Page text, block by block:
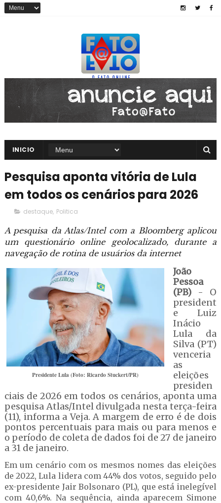
INICIO
Pesquisa aponta vitória de Lula
em todos os cenários para 2026
destaque, Politica
A pesquisa da Atlas/Intel com a Bloomberg aplicou
um questionário online geolocalizado, durante a
navegação de rotina de usuários da internet
Presidente Lula (Foto: Ricardo Stuckert/PR)
João
Pessoa
(PB)- O
president
e Luiz
Inácio
Lula da
Silva (PT)
venceria
as
eleições
presiden
ciais de 2026 em todos os cenários, aponta uma
pesquisa Atlas/Intel divulgada nesta terça-feira
(11), informa a Veja. A margem de erro é de dois
pontos percentuais para mais ou para menos e
o período de coleta de dados foi de 27 de janeiro
a 31 de janeiro.
Em um cenário com os mesmos nomes das eleições
de 2022, Lula lidera com 44% dos votos, seguido pelo
ex-presidente Jair Bolsonaro (PL), que está inelegível
com 40,6%. Na sequência, ainda aparecem Simone